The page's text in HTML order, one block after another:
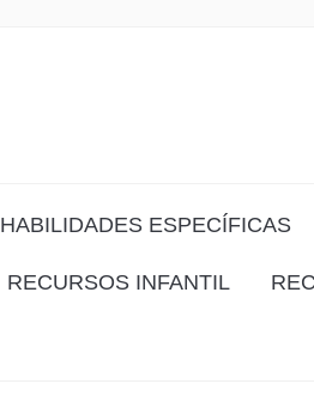
HABILIDADES ESPECÍFICAS
RECURSOS INFANTIL